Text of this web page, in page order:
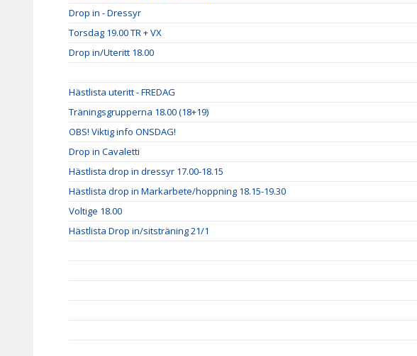
Drop in - Dressyr
Torsdag 19.00 TR + VX
Drop in/Uteritt 18.00
Hästlista uteritt - FREDAG
Träningsgrupperna 18.00 (18+19)
OBS! Viktig info ONSDAG!
Drop in Cavaletti
Hästlista drop in dressyr 17.00-18.15
Hästlista drop in Markarbete/hoppning 18.15-19.30
Voltige 18.00
Hästlista Drop in/sitsträning 21/1